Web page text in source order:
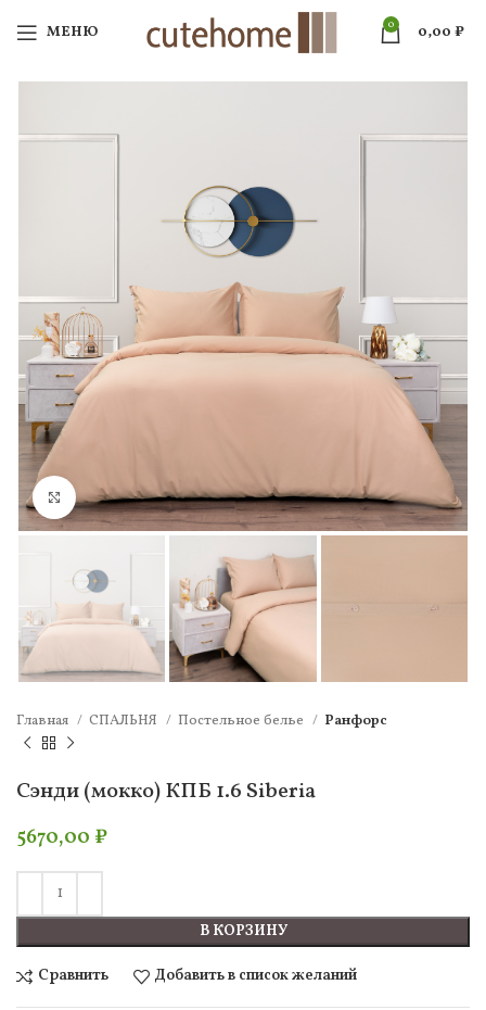
МЕНЮ 0 0,00 ₽
Нажмите, чтобы увеличить
Главная СПАЛЬНЯ Постельное белье Ранфорс
Сэнди (мокко) КПБ 1.6 Siberia
5670,00 ₽
В КОРЗИНУ
Сравнить Добавить в список желаний